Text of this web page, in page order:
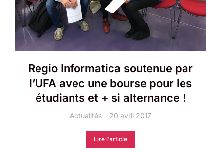
Regio Informatica soutenue par
l’UFA avec une bourse pour les
étudiants et + si alternance !
Actualités 20 avril 2017
Lire l'article